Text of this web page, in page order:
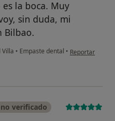
la boca. Muy
sin duda, mi
Bilbao.
Villa • Empaste dental • en opinión del
Reportar
verificado